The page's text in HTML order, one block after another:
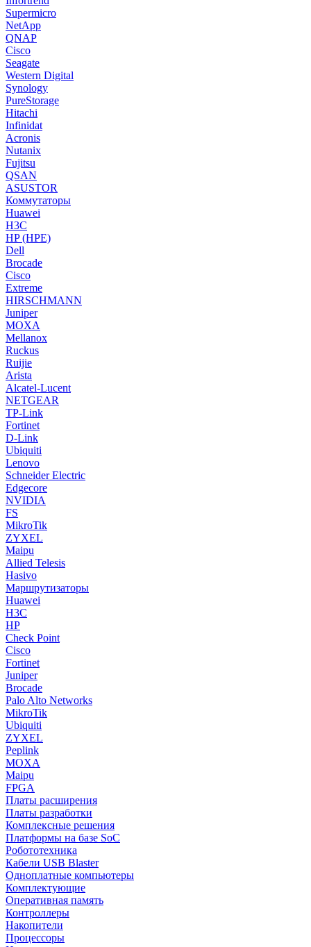
Supermicro
NetApp
QNAP
Cisco
Seagate
Western Digital
Synology
PureStorage
Hitachi
Infinidat
Acronis
Nutanix
Fujitsu
QSAN
ASUSTOR
Коммутаторы
Huawei
H3C
HP (HPE)
Dell
Brocade
Cisco
Extreme
HIRSCHMANN
Juniper
MOXA
Mellanox
Ruckus
Ruijie
Arista
Alcatel-Lucent
NETGEAR
TP-Link
Fortinet
D-Link
Ubiquiti
Lenovo
Schneider Electric
Edgecore
NVIDIA
FS
MikroTik
ZYXEL
Maipu
Allied Telesis
Hasivo
Маршрутизаторы
Huawei
H3C
HP
Check Point
Cisco
Fortinet
Juniper
Brocade
Palo Alto Networks
MikroTik
Ubiquiti
ZYXEL
Peplink
MOXA
Maipu
FPGA
Платы расширения
Платы разработки
Комплексные решения
Платформы на базе SoC
Робототехника
Кабели USB Blaster
Одноплатные компьютеры
Комплектующие
Оперативная память
Контроллеры
Накопители
Процессоры